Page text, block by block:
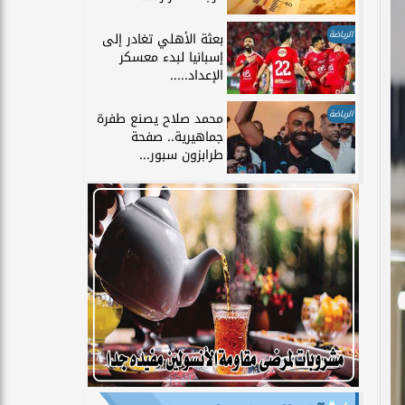
الرياضة بعثة الأهلي تغادر إلى
إسبانيا لبدء معسكر
الإعداد.....
الرياضة محمد صلاح يصنع طفرة
جماهيرية.. صفحة
طرابزون سبور...